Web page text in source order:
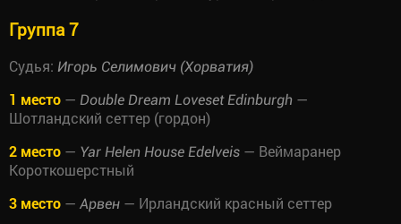
Группа 7
Судья: Игорь Селимович (Хорватия)
1 место — Double Dream Loveset Edinburgh —
Шотландский сеттер (гордон)
2 место — Yar Helen House Edelveis — Веймаранер
Короткошерстный
3 место — Арвен — Ирландский красный сеттер